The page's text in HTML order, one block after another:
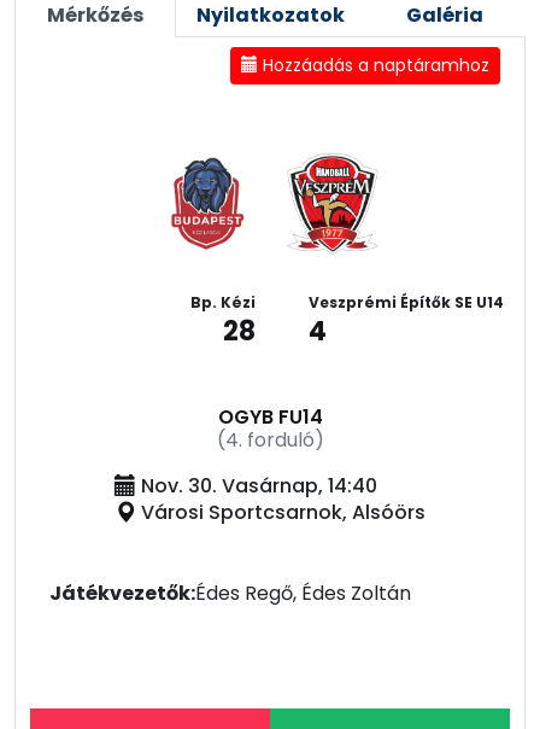
Mérkőzés Nyilatkozatok Galéria
Hozzáadás a naptáramhoz
Bp. Kézi
28
Veszprémi Építők SE U14
4
OGYB FU14
(4. forduló)
Nov. 30. Vasárnap, 14:40
Városi Sportcsarnok, Alsóörs
Játékvezetők:Édes Regő, Édes Zoltán